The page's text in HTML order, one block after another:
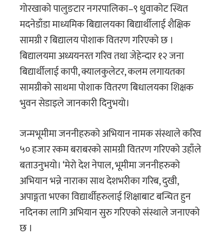
गोरखाको पालुङटार नगरपालिका–९ धुवाकोट स्थित
मदनेडाँडा माध्यमिक बिद्यालयका बिद्यार्थीलाई शैक्षिक
सामग्री र बिद्यालय पोशाक वितरण गरिएको छ ।
बिद्यालयमा अध्ययनरत गरिव तथा जेहेन्दार १२ जना
बिद्यार्थीलाई कापी, क्यालकुलेटर, कलम लगायतका
सामग्रीको साथमा पोशाक वितरण बिधालयका शिक्षक
भुवन सेडाइले जानकारी दिनुभयो।
जन्मभूमीमा जननीहरुको अभियान नामक संस्थाले करिव
५० हजार रकम बराबरको सामग्री वितरण गरिएको उहाँले
बताउनुभयो। ‘मेरो देश नेपाल, भूमीमा जननीहरुको
अभियान भन्ने नाराका साथ देशभरीका गरिब, दुखी,
अपाङ्गता भएका विद्यार्थीहरुलाई शिक्षाबाट बन्चित हुन
नदिनका लागि अभियान सुरु गरिएको संस्थाले जनाएको
छ ।